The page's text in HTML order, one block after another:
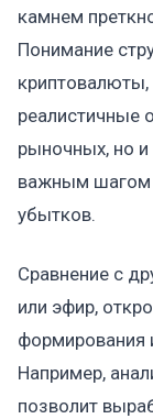
камнем
Понимание
реалистичные
рыночных, но и
важным шагом
убытков.
Сравнение с
или эфир,
формирования
Например,
позволит